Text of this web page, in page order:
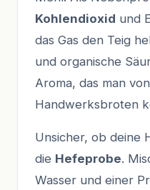
Kohlendioxid und
das Gas den Teig
und organische
Aroma, das man
Handwerksbroten
Unsicher, ob deine
die Hefeprobe.
Wasser und einer